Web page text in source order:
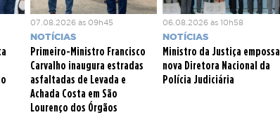
07.08.2026 às 09h45
NOTÍCIAS
Primeiro-Ministro Francisco
Carvalho inaugura estradas
asfaltadas de Levada e
Achada Costa em São
Lourenço dos Órgãos
06.08.2026 às 10h58
NOTÍCIAS
Ministro da Justiça empossa
nova Diretora Nacional da
Polícia Judiciária